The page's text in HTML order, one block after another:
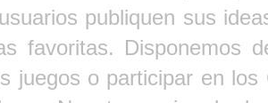
publiquen sus
favoritas. Disponemos
juegos o participar en